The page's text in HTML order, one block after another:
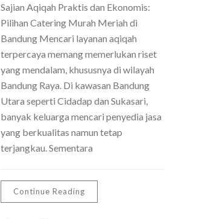
Sajian Aqiqah Praktis dan Ekonomis:
Pilihan Catering Murah Meriah di
Bandung Mencari layanan aqiqah
terpercaya memang memerlukan riset
yang mendalam, khususnya di wilayah
Bandung Raya. Di kawasan Bandung
Utara seperti Cidadap dan Sukasari,
banyak keluarga mencari penyedia jasa
yang berkualitas namun tetap
terjangkau. Sementara
Continue Reading